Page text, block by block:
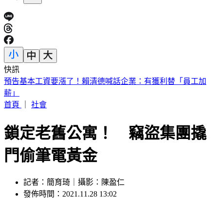
快訊
5年前爆校園霸凌！韓男星現身菲律賓近況曝
首頁
鎖定老舊公寓！ 竊盜集團撬
門偷筆電黃金
發佈時間：2021.11.28 13:02
最後更新時間：2021.11.28 13:36